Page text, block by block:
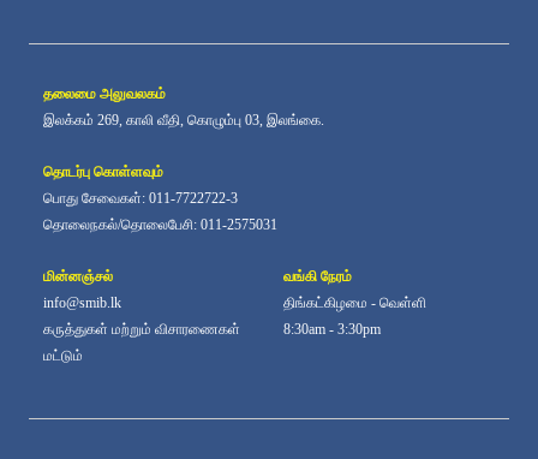
தலைமை அலுவலகம்
இலக்கம் 269, காலி வீதி, கொழும்பு 03, இலங்கை.
தொடர்பு கொள்ளவும்
பொது சேவைகள்: 011-7722722-3
தொலைநகல்/தொலைபேசி: 011-2575031
மின்னஞ்சல்
info@smib.lk
கருத்துகள் மற்றும் விசாரணைகள்
மட்டும்
வங்கி நேரம்
திங்கட்கிழமை - வெள்ளி
8:30am - 3:30pm